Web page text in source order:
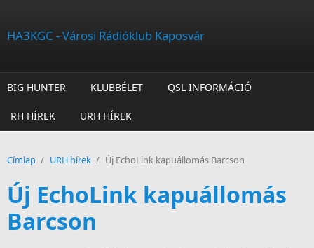
HA3KGC - Városi Rádióklub Kaposvár
BIG HUNTER KLUBBÉLET QSL INFORMÁCIÓ
RH HÍREK URH HÍREK
Címlap / URH hírek / Új EchoLink kapuállomás Barcson
Új EchoLink kapuállomás
Barcson